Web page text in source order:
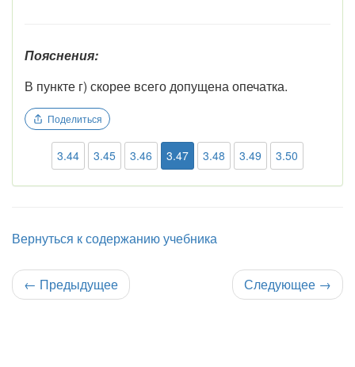
Пояснения:
В пункте г) скорее всего допущена опечатка.
Поделиться
3.44 3.45 3.46 3.47 3.48 3.49 3.50
Вернуться к содержанию учебника
← Предыдущее Следующее →